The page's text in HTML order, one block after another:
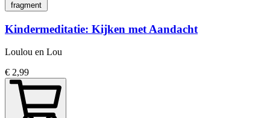
fragment
Kindermeditatie: Kijken met Aandacht
Loulou en Lou
€ 2,99